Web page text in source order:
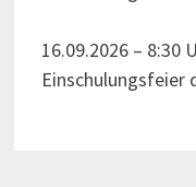
16.09.2026 – 8:30
Einschulungsfeier